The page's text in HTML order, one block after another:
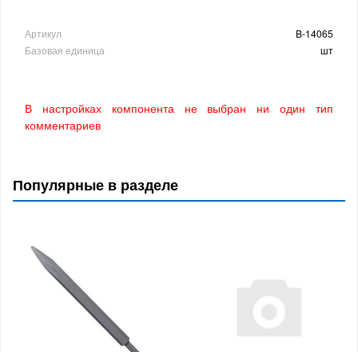
Артикул
B-14065
Базовая единица
шт
В настройках компонента не выбран ни один тип
комментариев
Популярные в разделе